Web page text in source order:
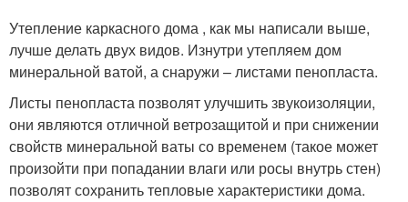
Утепление каркасного дома , как мы написали выше,
лучше делать двух видов. Изнутри утепляем дом
минеральной ватой, а снаружи – листами пенопласта.
Листы пенопласта позволят улучшить звукоизоляции,
они являются отличной ветрозащитой и при снижении
свойств минеральной ваты со временем (такое может
произойти при попадании влаги или росы внутрь стен)
позволят сохранить тепловые характеристики дома.